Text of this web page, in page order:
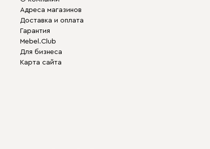
Адреса магазинов
Доставка и оплата
Гарантия
Mebel.Club
Для бизнеса
Карта сайта